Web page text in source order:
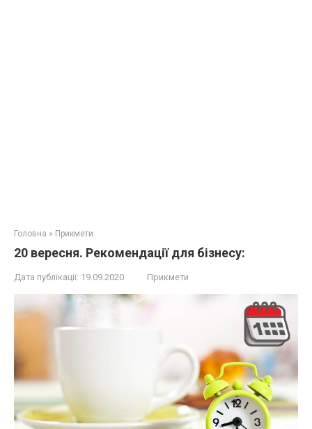
Головна » Прикмети
20 вересня. Рекомендації для бізнесу:
Дата публікації: 19.09.2020 Прикмети